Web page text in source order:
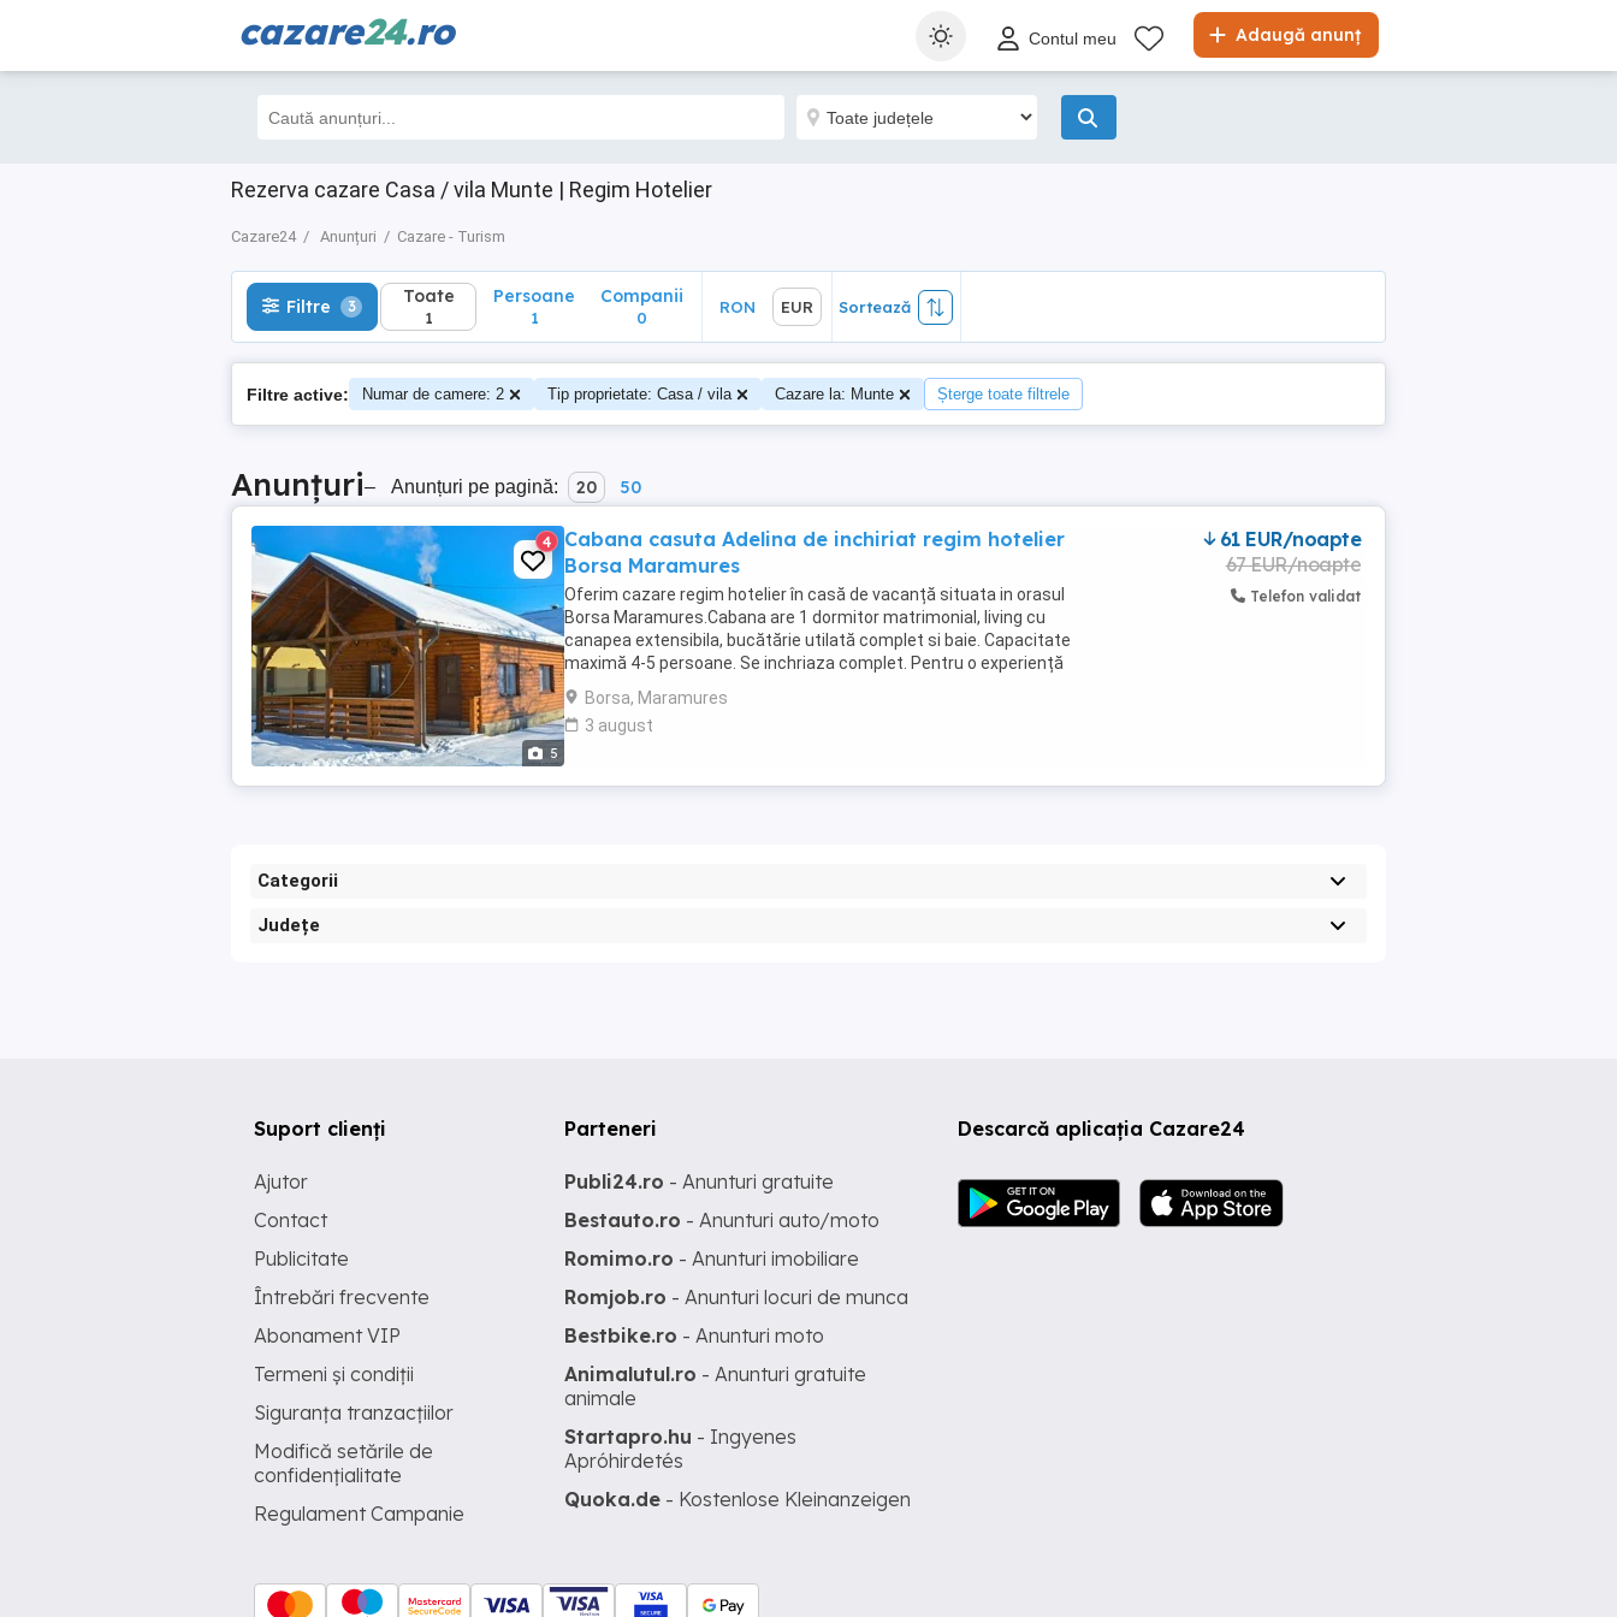
cazare24.ro Adaugă anunț
Contul meu
Rezerva cazare Casa / vila Munte | Regim Hotelier
Cazare24 Anunțuri Cazare - Turism
Filtre 3 Toate
1
Filtre 3 Toate
1
Persoane
1
Companii
0
RON EUR Sortează
Filtre active: Numar de camere: 2 Tip proprietate: Casa / vila Cazare la: Munte Șterge toate filtrele
Anunțuri– Anunțuri pe pagină: 20 50
5
4
Cabana casuta Adelina de inchiriat regim hotelier
Borsa Maramures
Oferim cazare regim hotelier în casă de vacanță situata in orasul
Borsa Maramures.Cabana are 1 dormitor matrimonial, living cu
canapea extensibila, bucătărie utilată complet si baie. Capacitate
maximă 4-5 persoane. Se inchriaza complet. Pentru o experiență
superbă avem ciubăr cu hidromasaj și luminițe ...
Borsa, Maramures
3 august
61 EUR/noapte
67 EUR/noapte
Telefon validat
Categorii
Județe
Descarcă aplicația Cazare24
Suport clienți
Ajutor
Contact
Publicitate
Întrebări frecvente
Abonament VIP
Termeni și condiții
Siguranța tranzacțiilor
Modifică setările de
confidențialitate
Regulament Campanie
Parteneri
Publi24.ro - Anunturi gratuite
Bestauto.ro - Anunturi auto/moto
Romimo.ro - Anunturi imobiliare
Romjob.ro - Anunturi locuri de munca
Bestbike.ro - Anunturi moto
Animalutul.ro - Anunturi gratuite
animale
Startapro.hu - Ingyenes
Apróhirdetés
Quoka.de - Kostenlose Kleinanzeigen